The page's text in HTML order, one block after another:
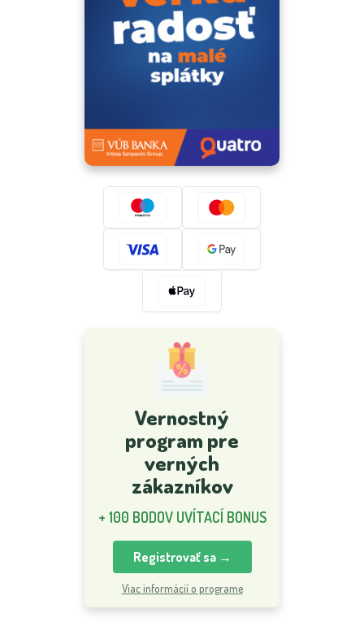
Vernostný
program pre
verných
zákazníkov
+ 100 BODOV UVÍTACÍ BONUS
Registrovať sa →
Viac informácií o programe